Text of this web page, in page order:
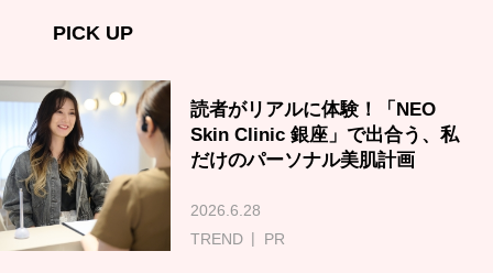
PICK UP
読者がリアルに体験！「NEO
Skin Clinic 銀座」で出合う、私
だけのパーソナル美肌計画
2026.6.28
TREND
PR